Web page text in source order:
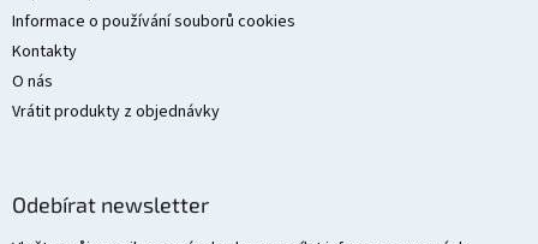
Informace o používání souborů cookies
Kontakty
O nás
Vrátit produkty z objednávky
Odebírat newsletter